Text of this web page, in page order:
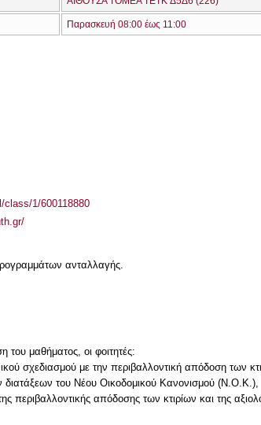
Παρασκευή 08:00 έως 11:00
class/1/600118880
ανταλλαγής.
του μαθήματος, οι φοιτητές:
σχεδιασμού με την περιβαλλοντική απόδοση των
του Νέου Οικοδομικού Κανονισμού (Ν.Ο.Κ.),
περιβαλλοντικής απόδοσης των κτιρίων και της